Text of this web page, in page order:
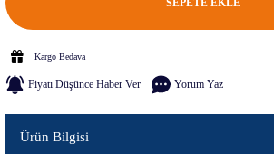
Kargo Bedava
Fiyatı Düşünce Haber Ver Yorum Yaz
Ürün Bilgisi